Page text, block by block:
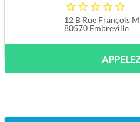
12 B Rue François
80570 Embreville